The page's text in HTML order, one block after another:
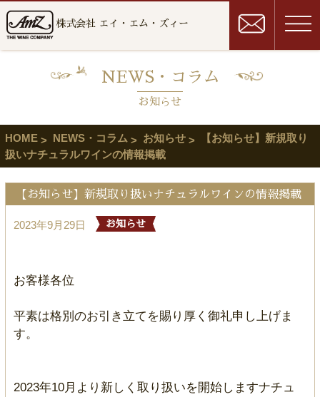
株式会社 エイ・エム・ズィー
NEWS・コラム
お知らせ
HOME NEWS・コラム お知らせ
【お知らせ】新規取り
扱いナチュラルワインの情報掲載
【お知らせ】新規取り扱いナチュラルワインの情報掲載
2023年9月29日 お知らせ
お客様各位
平素は格別のお引き立てを賜り厚く御礼申し上げま
す。
2023年10月より新しく取り扱いを開始しますナチュ